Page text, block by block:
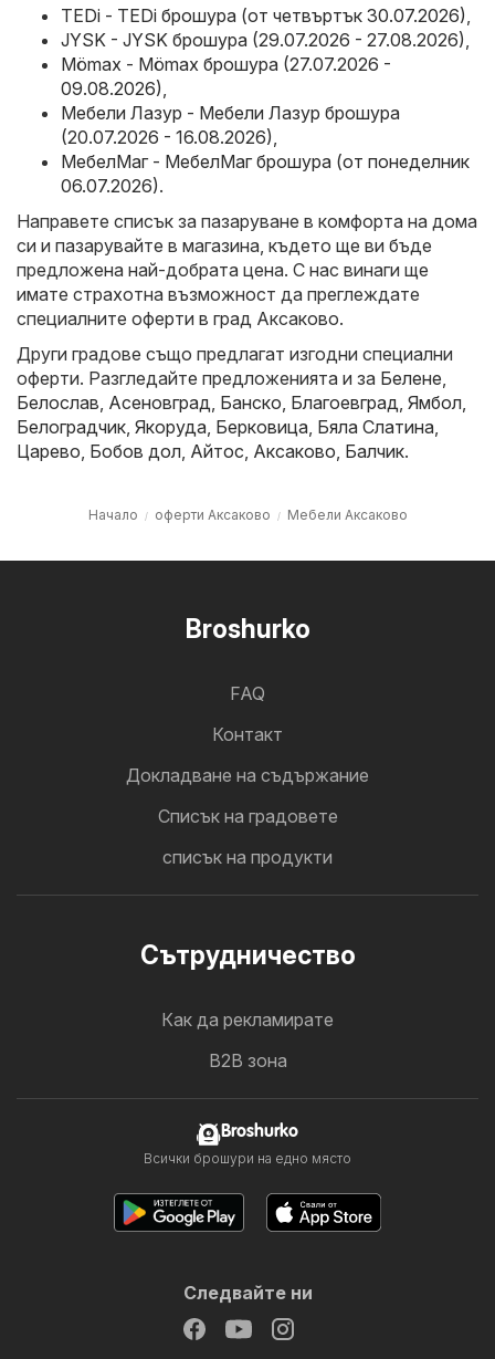
TEDi - TEDi брошура (от четвъртък 30.07.2026)
JYSK - JYSK брошура (29.07.2026 - 27.08.2026)
Mömax - Mömax брошура (27.07.2026 -
09.08.2026)
Мебели Лазур - Мебели Лазур брошура
(20.07.2026 - 16.08.2026)
МебелМаг - МебелМаг брошура (от понеделник
06.07.2026).
Направете списък за пазаруване в комфорта на дома
си и пазарувайте в магазина, където ще ви бъде
предложена най-добрата цена. С нас винаги ще
имате страхотна възможност да преглеждате
специалните оферти в град Аксаково.
Други градове също предлагат изгодни специални
оферти. Разгледайте предложенията и за Белене
Белослав Асеновград Банско Благоевград Ямбол
Белоградчик Якоруда Берковица Бяла Слатина
Царево Бобов дол Айтос Аксаково Балчик.
Начало оферти Аксаково Мебели Аксаково
Broshurko
FAQ
Контакт
Докладване на съдържание
Cписък на градовете
списък на продукти
Cътрудничество
Как да рекламирате
B2B зона
Broshurko
Всички брошури на едно място
Следвайте ни